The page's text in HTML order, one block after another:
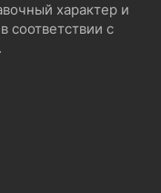
характер и
соответствии с